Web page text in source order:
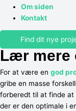
Om siden
Kontakt
Find dit nye
Lær mere
For at være en god
gribe en masse
forberedt til at finde
der er den optimale i